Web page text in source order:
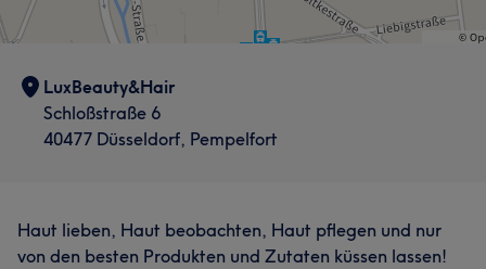
LuxBeauty&Hair
Schloßstraße 6
40477 Düsseldorf, Pempelfort
Haut lieben, Haut beobachten, Haut pflegen und nur
von den besten Produkten und Zutaten küssen lassen!